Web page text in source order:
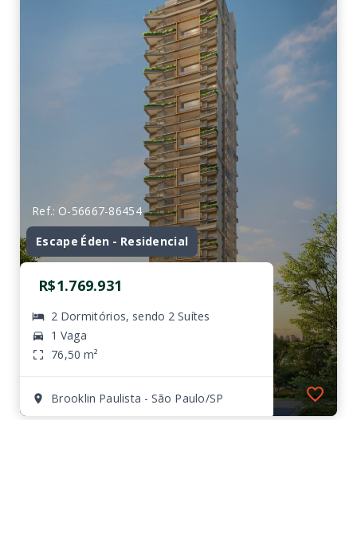
Ref.: O-56667-86454
Escape Éden - Residencial
R$1.769.931
2 Dormitórios, sendo 2 Suítes
1 Vaga
76,50 m²
Brooklin Paulista - São Paulo/SP